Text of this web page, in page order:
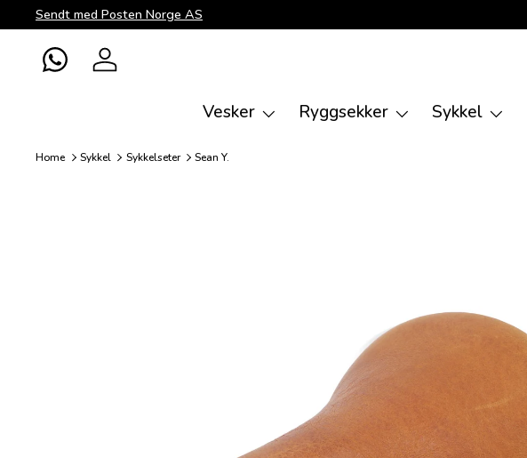
Direkte til innhold
Sendt med Posten Norge AS
WhatsAppLogg inn
Vesker Ryggsekker Sykkel
Home Sykkel Sykkelseter Sean Y.